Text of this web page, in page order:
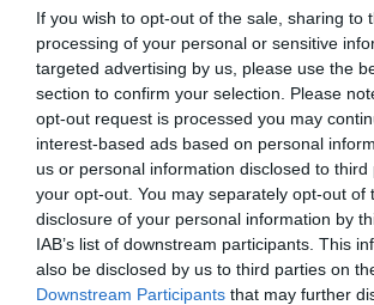
If you wish to opt-out of the sale, sharing to
processing of your personal or sensitive
targeted advertising by us, please use the
section to confirm your selection. Please
opt-out request is processed you may
interest-based ads based on personal
us or personal information disclosed to
your opt-out. You may separately opt-out of
disclosure of your personal information by
IAB’s list of downstream participants. This
also be disclosed by us to third parties on
Downstream Participants that may further
közönség közé vagy rájuk ugrasz,
megtörténhet.
TA: Tetszik, hogy ennyire nem
egy koncerten letapiz valaki.
PB: Nem zavar. De nem tapiznak
Tizenöt év alatt egyetlen kellemetlen
Amikor az egyik számnál lefeküdtem
emberek közé, és mindenki mellém
egy csávó és gusztustalan dolgokat